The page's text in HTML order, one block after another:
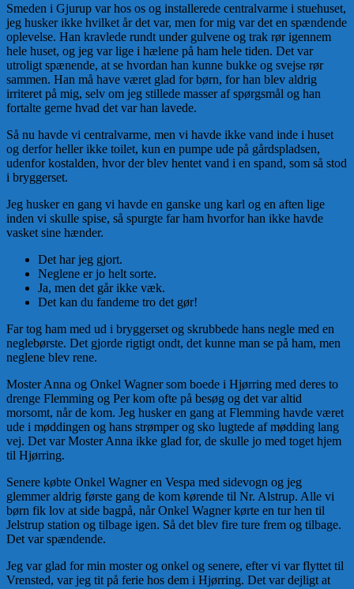
Smeden i Gjurup var hos os og installerede centralvarme i stuehuset,
jeg husker ikke hvilket år det var, men for mig var det en spændende
oplevelse. Han kravlede rundt under gul­vene og trak rør igennem
hele huset, og jeg var lige i hælene på ham hele tiden. Det var
utroligt spænende, at se hvordan han kunne bukke og svejse rør
sammen. Han må have været glad for børn, for han blev aldrig
irriteret på mig, selv om jeg stillede masser af spørgs­mål og han
fortalte gerne hvad det var han la­vede.
Så nu havde vi centralvarme, men vi havde ikke vand inde i huset
og derfor heller ikke toilet, kun en pumpe ude på gårds­plad­sen,
udenfor kostalden, hvor der blev hentet vand i en spand, som så stod
i bryggerset.
Jeg husker en gang vi havde en ganske ung karl og en aften lige
inden vi skulle spise, så spurgte far ham hvorfor han ikke havde
vasket sine hænder.
Det har jeg gjort.
Neglene er jo helt sorte.
Ja, men det går ikke væk.
Det kan du fandeme tro det gør!
Far tog ham med ud i bryggerset og skrubbede hans negle med en
neglebørste. Det gjorde rigtigt ondt, det kunne man se på ham, men
neglene blev rene.
Moster Anna og Onkel Wagner som boede i Hjørring med de­res to
drenge Flemming og Per kom ofte på besøg og det var altid
morsomt, når de kom. Jeg husker en gang at Flemming havde væ­ret
ude i møddingen og hans strømper og sko lugtede af mødding lang
vej. Det var Moster Anna ikke glad for, de skulle jo med toget hjem
til Hjørring.
Senere købte Onkel Wagner en Vespa med sidevogn og jeg
glemmer aldrig første gang de kom kørende til Nr. Alstrup. Alle vi
børn fik lov at side bagpå, når Onkel Wagner kørte en tur hen til
Jelstrup station og tilbage igen. Så det blev fire ture frem og tilbage.
Det var spændende.
Jeg var glad for min moster og onkel og senere, efter vi var flyttet til
Vrensted, var jeg tit på ferie hos dem i Hjør­ring. Det var dejligt at